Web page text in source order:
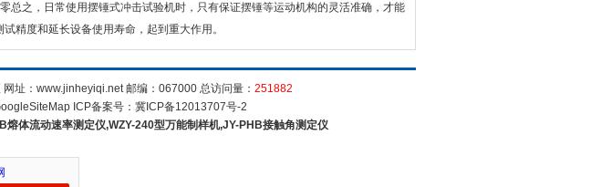
之，日常使用摆锤式冲击试验机时，只有保证摆锤等运动机构的灵活准确，才能
精度和延长设备使用寿命，起到重大作用。
址： www.jinheyiqi.net邮编：067000 总访问量： 251882
ICP备案号： 冀ICP备12013707号-2
体流动速率测定仪,WZY-240型万能制样机,JY-PHB接触角测定仪